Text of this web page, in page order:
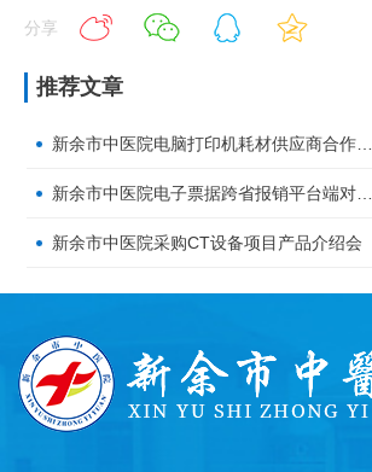
分享
推荐文章
新余市中医院电脑打印机耗材供应商合作邀请
新余市中医院电子票据跨省报销平台端对接服务采购公告
新余市中医院采购CT设备项目产品介绍会